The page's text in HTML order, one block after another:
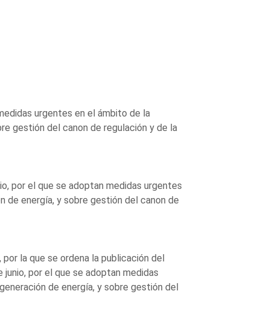
urgentes en el ámbito de la
gestión del canon de regulación y de la
por el que se adoptan medidas urgentes
de energía, y sobre gestión del canon de
la que se ordena la publicación del
por el que se adoptan medidas
de energía, y sobre gestión del